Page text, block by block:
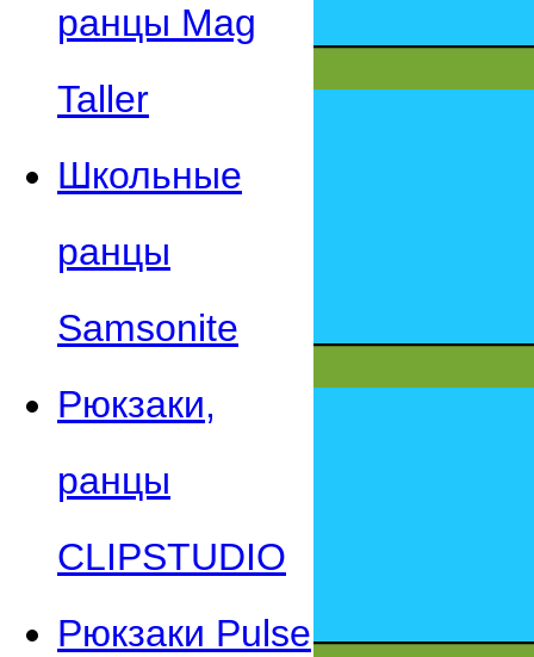
ранцы Mag
Taller
Школьные
ранцы
Samsonite
Рюкзаки,
ранцы
CLIPSTUDIO
Рюкзаки Pulse